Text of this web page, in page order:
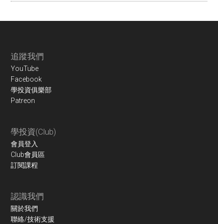
Footer
追蹤我們
YouTube
Facebook
學投資俱樂部
Patreon
學投資(Club)
會員登入
Club會員區
訂閱課程
認識我們
關於我們
聯絡/技術支援